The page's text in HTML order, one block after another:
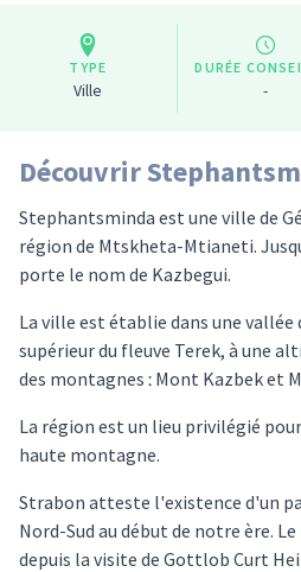
TYPE
Ville
DURÉE
-
Découvrir
Stephantsminda est une ville de
région de Mtskheta-Mtianeti.
porte le nom de Kazbegui.
La ville est établie dans une vallée
supérieur du fleuve Terek, à une
des montagnes ː Mont Kazbek et
La région est un lieu privilégié
haute montagne.
Strabon atteste l'existence d'un
Nord-Sud au début de notre ère.
depuis la visite de Gottlob Curt